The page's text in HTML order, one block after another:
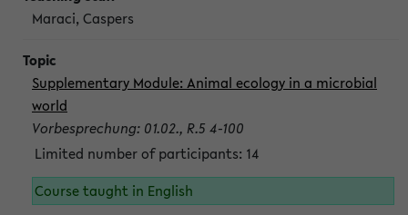
Maraci, Caspers
Supplementary Module: Animal ecology in a microbial
world
Vorbesprechung: 01.02., R.5 4-100
Limited number of participants: 14
Course taught in English